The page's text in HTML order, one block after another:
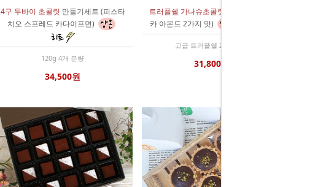
4구 두바이 초콜릿 만들기세트 (피스타
치오 스프레드 카다이프면)
120g 4개 분량
34,500원
트러플쉘 가나슈초콜릿
카 아몬드 2가지 맛)
고급 트러플쉘 28개 분량
31,800원